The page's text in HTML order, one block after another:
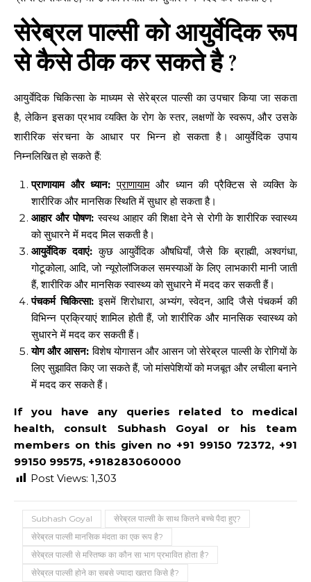
सेरेब्रल पाल्सी को आयुर्वेदिक रूप
से कैसे ठीक कर सकते है ?
आयुर्वेदिक चिकित्सा के माध्यम से सेरेब्रल पाल्सी का उपचार किया जा सकता
है, लेकिन इसका प्रभाव व्यक्ति के रोग के स्तर, लक्षणों के स्वरूप, और उसके
शारीरिक संरचना के आधार पर भिन्न हो सकता है। आयुर्वेदिक उपाय
निम्नलिखित हो सकते हैं:
प्राणायाम और ध्यान: प्राणायामऔर ध्यान की प्रैक्टिस से व्यक्ति के
शारीरिक और मानसिक स्थिति में सुधार हो सकता है।
आहार और पोषण: स्वस्थ आहार की शिक्षा देने से रोगी के शारीरिक स्वास्थ्य
को सुधारने में मदद मिल सकती है।
आयुर्वेदिक दवाएं:कुछ आयुर्वेदिक औषधियाँ, जैसे कि ब्राह्मी, अश्वगंधा,
गोटूकोला, आदि, जो न्यूरोलॉजिकल समस्याओं के लिए लाभकारी मानी जाती
हैं, शारीरिक और मानसिक स्वास्थ्य को सुधारने में मदद कर सकती हैं।
पंचकर्म चिकित्सा: इसमें शिरोधारा, अभ्यंग, स्वेदन, आदि जैसे पंचकर्म की
विभिन्न प्रक्रियाएं शामिल होती हैं, जो शारीरिक और मानसिक स्वास्थ्य को
सुधारने में मदद कर सकती हैं।
योग और आसन: विशेष योगासन और आसन जो सेरेब्रल पाल्सी के रोगियों के
लिए सुझावित किए जा सकते हैं, जो मांसपेशियों को मजबूत और लचीला बनाने
में मदद कर सकते हैं।
If you have any queries related to medical
health, consult Subhash Goyal or his team
members on this given no +91 99150 72372, +91
99150 99575, +918283060000
Post Views: 1,303
Subhash Goyal
सेरेब्रल पाल्सी के साथ कितने बच्चे पैदा हुए?
सेरेब्रल पाल्सी मानसिक मंदता का एक रूप है?
सेरेब्रल पाल्सी से मस्तिष्क का कौन सा भाग प्रभावित होता है?
सेरेब्रल पाल्सी होने का सबसे ज्यादा खतरा किसे है?